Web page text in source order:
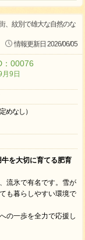
、紋別で雄大な自然のな
情報更新日 2026/06/05
：00076
月9日
めなし）
を大切に育てる肥育
流氷で有名です。雪が
も暮らしやすい環境で
の一歩を全力で応援し